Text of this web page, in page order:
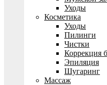
Уходы
Косметика
Уходы
Пилинги
Чистки
Коррекция
Эпиляция
Шугаринг
Массаж